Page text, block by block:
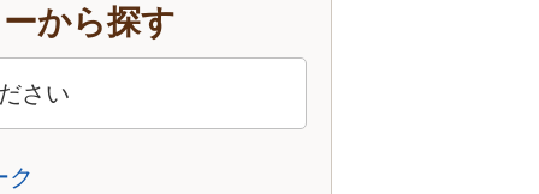
から探す
ク